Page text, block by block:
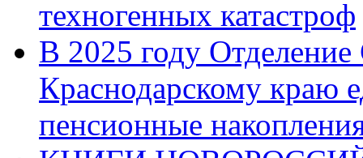
техногенных катастроф
В 2025 году
Краснодарскому краю
пенсионные